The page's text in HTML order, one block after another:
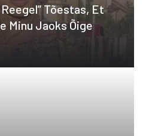
Tõestas, Et
Minu Jaoks Õige